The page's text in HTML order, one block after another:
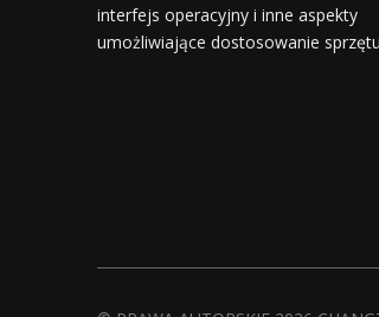
interfejs operacyjny i inne aspekty
umożliwiające dostosowanie